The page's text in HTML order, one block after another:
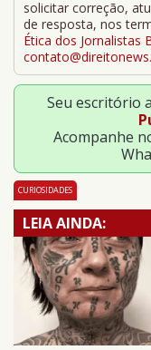
solicitar correção,
de resposta, nos
Ética dos Jornalistas
Seu escritório
Acompanhe
CURIOSIDADES
LEIA AINDA: